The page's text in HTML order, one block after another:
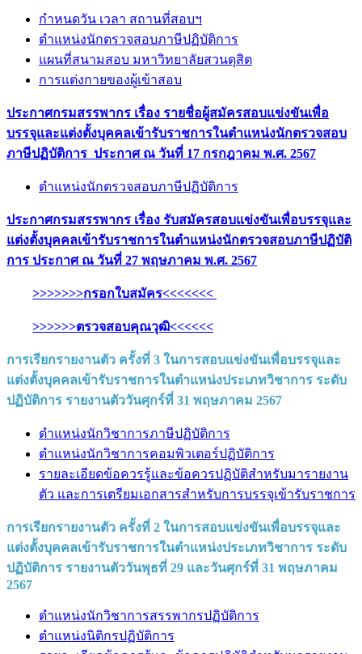
กำหนดวัน เวลา สถานที่สอบฯ
ตำแหน่งนักตรวจสอบภาษีปฏิบัติการ
แผนที่สนามสอบ มหาวิทยาลัยสวนดุสิต
การแต่งกายของผู้เข้าสอบ
ประกาศกรมสรรพากร เรื่อง รายชื่อผู้สมัครสอบแข่งขันเพื่อ
บรรจุและแต่งตั้งบุคคลเข้ารับราชการในตำแหน่งนักตรวจสอบ
ภาษีปฏิบัติการ ประกาศ ณ วันที่ 17 กรกฎาคม พ.ศ. 2567
ตำแหน่งนักตรวจสอบภาษีปฏิบัติการ
ประกาศกรมสรรพากร เรื่อง รับสมัครสอบแข่งขันเพื่อบรรจุและ
แต่งตั้งบุคคลเข้ารับราชการในตำแหน่งนักตรวจสอบภาษีปฏิบัติ
การ ประกาศ ณ วันที่ 27 พฤษภาคม พ.ศ. 2567
>>>>>>>กรอกใบสมัคร<<<<<<<
>>>>>>ตรวจสอบคุณวุฒิ<<<<<<
การเรียกรายงานตัว ครั้งที่ 3 ในการสอบแข่งขันเพื่อบรรจุและ
แต่งตั้งบุคคลเข้ารับราชการในตำแหน่งประเภทวิชาการ ระดับ
ปฏิบัติการ รายงานตัววันศุกร์ที่ 31 พฤษภาคม 2567
ตำแหน่งนักวิชาการภาษีปฏิบัติการ
ตำแหน่งนักวิชาการคอมพิวเตอร์ปฏิบัติการ
รายละเอียดข้อควรรู้และข้อควรปฏิบัติสำหรับมารายงาน
ตัว และการเตรียมเอกสารสำหรับการบรรจุเข้ารับราชการ
การเรียกรายงานตัว ครั้งที่ 2 ในการสอบแข่งขันเพื่อบรรจุและ
แต่งตั้งบุคคลเข้ารับราชการในตำแหน่งประเภทวิชาการ ระดับ
ปฏิบัติการ รายงานตัววันพุธที่ 29 และวันศุกร์ที่ 31 พฤษภาคม
2567
ตำแหน่งนักวิชาการสรรพากรปฏิบัติการ
ตำแหน่งนิติกรปฏิบัติการ